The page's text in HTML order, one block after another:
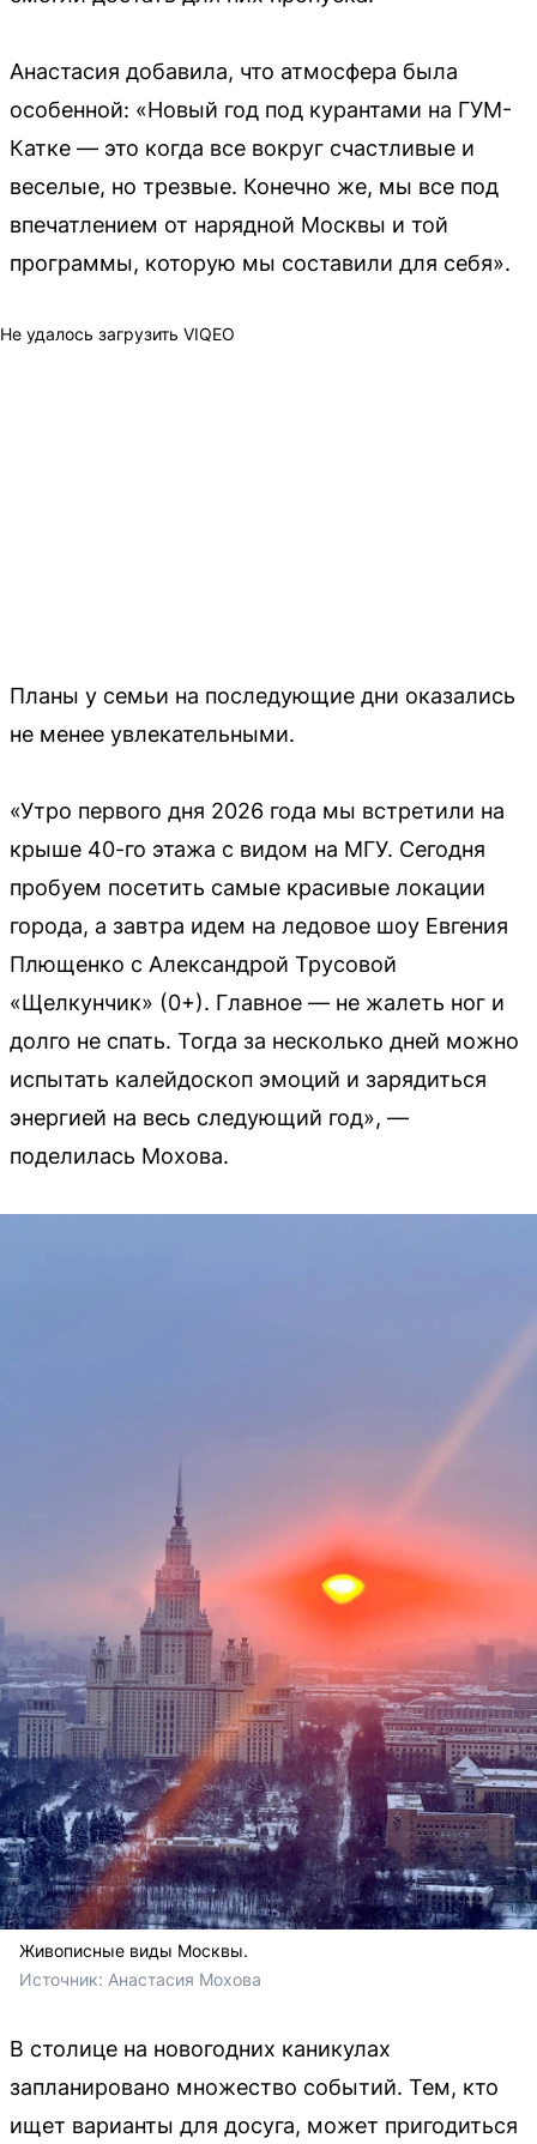
Анастасия добавила, что атмосфера была
особенной: «Новый год под курантами на ГУМ-
Катке — это когда все вокруг счастливые и
веселые, но трезвые. Конечно же, мы все под
впечатлением от нарядной Москвы и той
программы, которую мы составили для себя».
Не удалось загрузить VIQEO
Планы у семьи на последующие дни оказались
не менее увлекательными.
«Утро первого дня 2026 года мы встретили на
крыше 40-го этажа с видом на МГУ. Сегодня
пробуем посетить самые красивые локации
города, а завтра идем на ледовое шоу Евгения
Плющенко с Александрой Трусовой
«Щелкунчик» (0+). Главное — не жалеть ног и
долго не спать. Тогда за несколько дней можно
испытать калейдоскоп эмоций и зарядиться
энергией на весь следующий год», —
поделилась Мохова.
Живописные виды Москвы.
Источник: Анастасия Мохова
В столице на новогодних каникулах
запланировано множество событий. Тем, кто
ищет варианты для досуга, может пригодиться